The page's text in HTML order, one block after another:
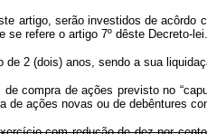
serão investidos de acôrdo
refere o artigo 7º dêste Decreto-lei.
2 (dois) anos, sendo a sua
compra de ações previsto no “
de ações novas ou de debêntures